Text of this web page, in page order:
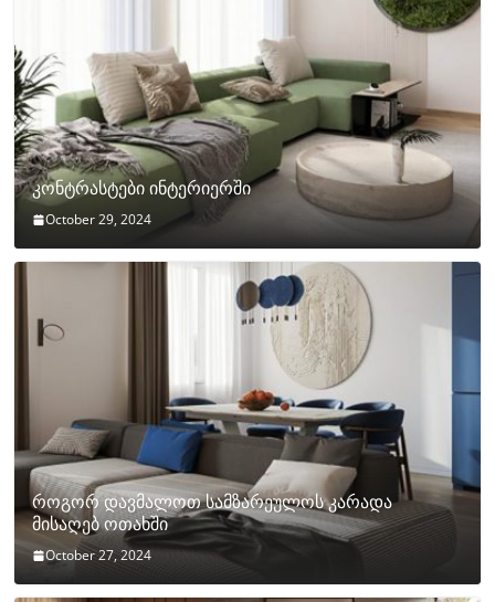
კონტრასტები ინტერიერში
October 29, 2024
როგორ დავმალოთ სამზარეულოს კარადა
მისაღებ ოთახში
October 27, 2024